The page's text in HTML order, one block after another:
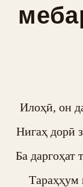
Илоҳӣ, он
Нигаҳ дорӣ
Ба даргоҳат
Тараҳҳум